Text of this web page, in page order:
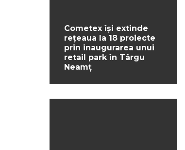
Cometex își extinde
rețeaua la 18 proiecte
prin inaugurarea unui
retail park în Târgu
Neamț